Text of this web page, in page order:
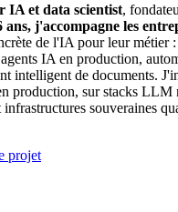
IA et data scientist,
ans, j'accompagne les
de l'IA pour leur métier :
IA en production,
intelligent de documents.
production, sur stacks LLM
souveraines
projet